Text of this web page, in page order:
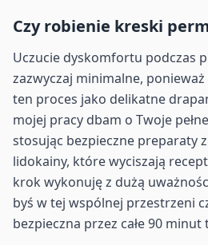
Czy robienie kreski
Uczucie dyskomfortu podczas
zazwyczaj minimalne,
ten proces jako delikatne
mojej pracy dbam o Twoje
stosując bezpieczne preparaty
lidokainy, które wyciszają
krok wykonuję z dużą
byś w tej wspólnej przestrzeni
bezpieczna przez całe 90